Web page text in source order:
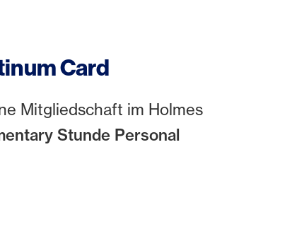
Card
Mitgliedschaft im Holmes
Stunde Personal